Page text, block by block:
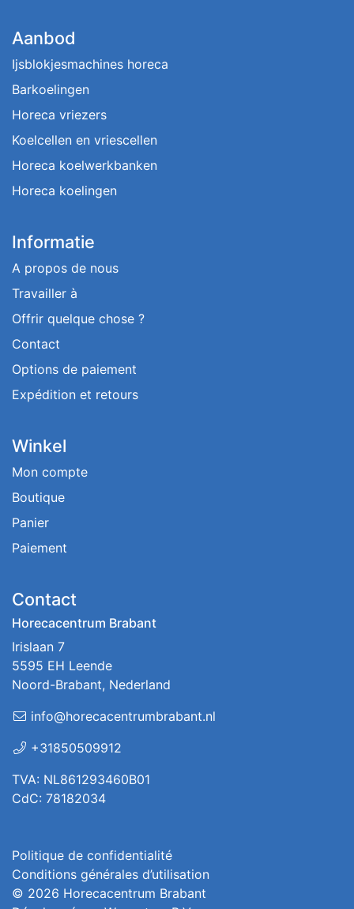
Aanbod
Ijsblokjesmachines horeca
Barkoelingen
Horeca vriezers
Koelcellen en vriescellen
Horeca koelwerkbanken
Horeca koelingen
Informatie
A propos de nous
Travailler à
Offrir quelque chose ?
Contact
Options de paiement
Expédition et retours
Winkel
Mon compte
Boutique
Panier
Paiement
Contact
Horecacentrum Brabant
Irislaan 7
5595 EH Leende
Noord-Brabant, Nederland
info@horecacentrumbrabant.nl
+31850509912
TVA: NL861293460B01
CdC: 78182034
Politique de confidentialité
Conditions générales d’utilisation
© 2026 Horecacentrum Brabant